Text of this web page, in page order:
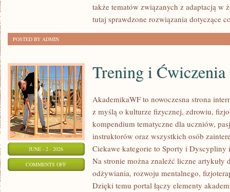
także tematów związanych z adaptacją w
tutaj sprawdzone rozwiązania dotyczące
POSTED BY ADMIN
JUNE - 2 - 2026
COMMENTS OFFON
Trening i Ćwiczenia
AkademikaWF to nowoczesna strona
z myślą o kulturze fizycznej, zdrowiu,
kompendium tematyczne dla uczniów,
instruktorów oraz wszystkich osób
Ciekawe kategorie to Sporty i Dyscypliny
Na stronie można znaleźć liczne artykuły
odżywiania, rozwoju mentalnego,
Dzięki temu portal łączy elementy